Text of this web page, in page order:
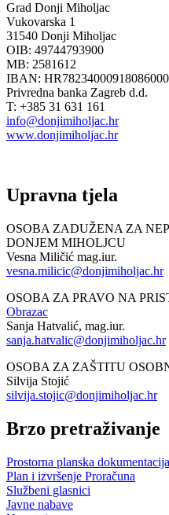
Grad Donji Miholjac
Vukovarska 1
31540 Donji Miholjac
OIB: 49744793900
MB: 2581612
IBAN:
Privredna banka Zagreb d.d.
T: +385 31 631 161
info@donjimiholjac.hr
www.donjimiholjac.hr
Upravna tjela
OSOBA ZADUŽENA ZA
DONJEM MIHOLJCU
Vesna Miličić mag.iur.
vesna.milicic@donjimiholjac.hr
OSOBA ZA PRAVO NA
Obrazac
Sanja Hatvalić, mag.iur.
sanja.hatvalic@donjimiholjac.hr
OSOBA ZA ZAŠTITU
Silvija Stojić
silvija.stojic@donjimiholjac.hr
Brzo pretraživanje
Prostorna planska dokumentacija
Plan i izvršenje Proračuna
Službeni glasnici
Javne nabave